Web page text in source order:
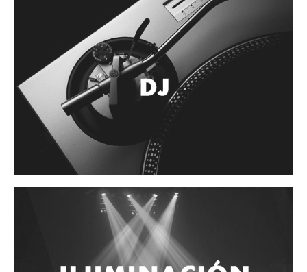
Cables y Conectores
Instrumento
Micrófono
Sonido
Parlante
Video y USB
Espigas y conectores
Otros Instrumentos de Cuerdas
Mandolina